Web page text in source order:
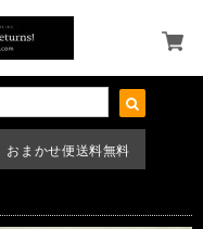
おまかせ便送料無料